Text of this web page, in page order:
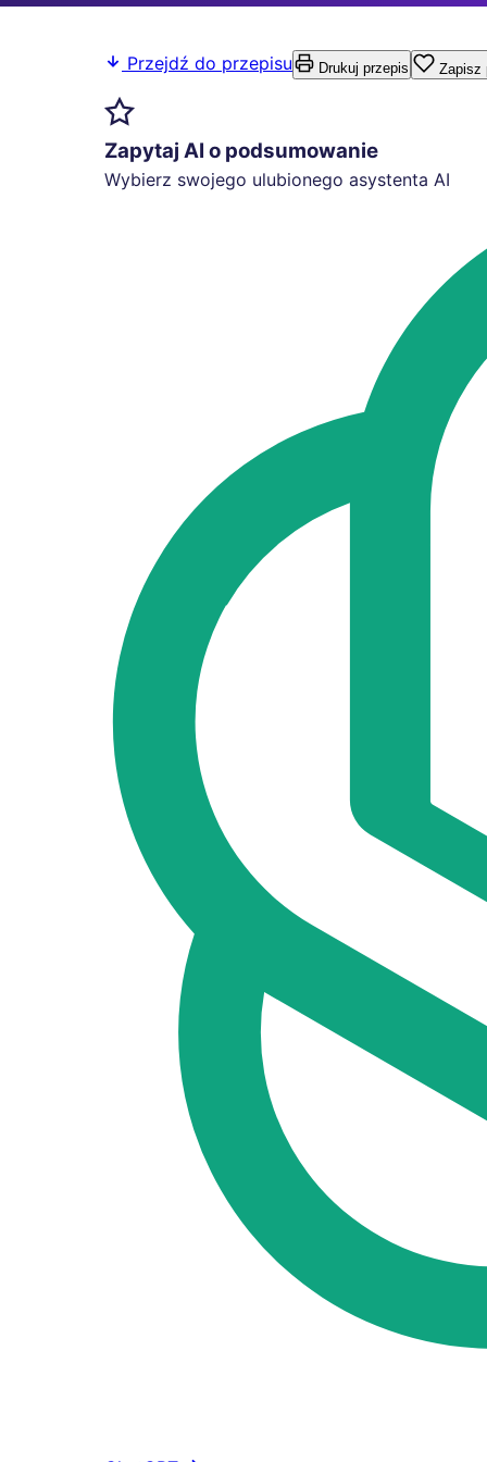
Przejdź do przepisu Drukuj przepis Zapisz
Zapytaj AI o podsumowanie
Wybierz swojego ulubionego asystenta AI